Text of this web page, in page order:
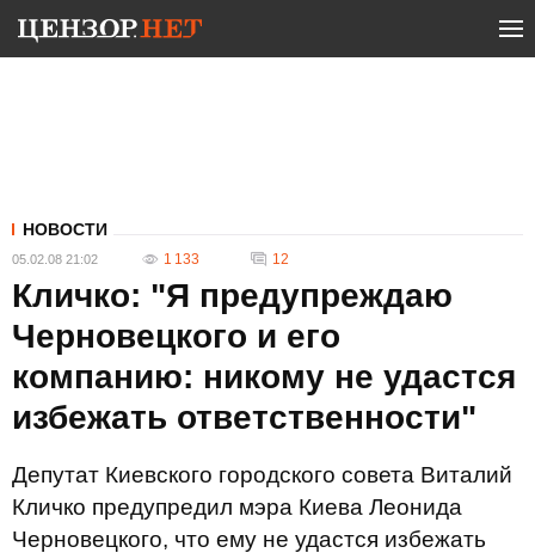
НОВОСТИ
05.02.08 21:02 1 133 12
Кличко: "Я предупреждаю
Черновецкого и его
компанию: никому не удастся
избежать ответственности"
Депутат Киевского городского совета Виталий
Кличко предупредил мэра Киева Леонида
Черновецкого, что ему не удастся избежать